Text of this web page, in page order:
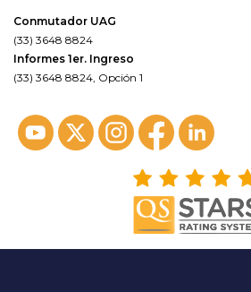
Conmutador UAG
(33) 3648 8824
Informes 1er. Ingreso
(33) 3648 8824, Opción 1